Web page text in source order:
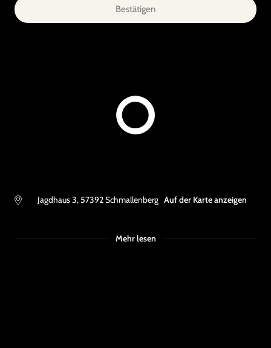
Bestätigen
Jagdhaus 3,57392Schmallenberg Auf der Karte anzeigen
Mehr lesen